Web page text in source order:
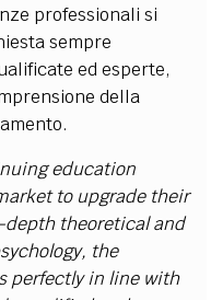
professionali si
sempre
ed esperte,
della
education
to upgrade their
theoretical and
the
perfectly in line with